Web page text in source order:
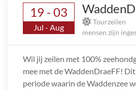
19 - 03
Jul - Aug
Tourzeilen
mensen zijn
Wil jij zeilen met 100%
mee met de WaddenDraeFF!
periode waarin de Waddenzee